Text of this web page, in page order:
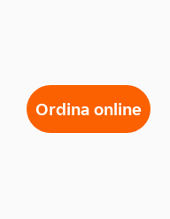
Ordina online